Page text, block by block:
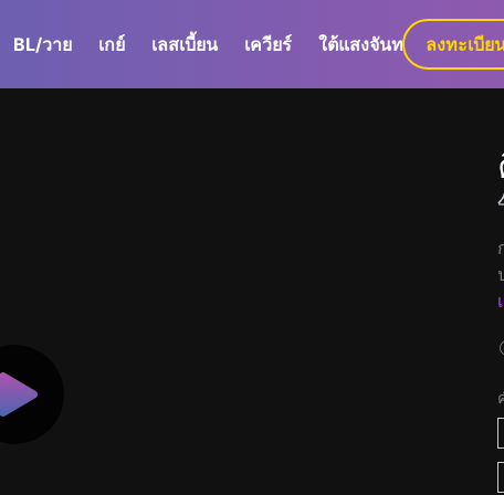
BL/วาย เกย์ เลสเบี้ยน เควียร์ ใต้แสงจันทร์ GaLa+
ลงทะเบีย